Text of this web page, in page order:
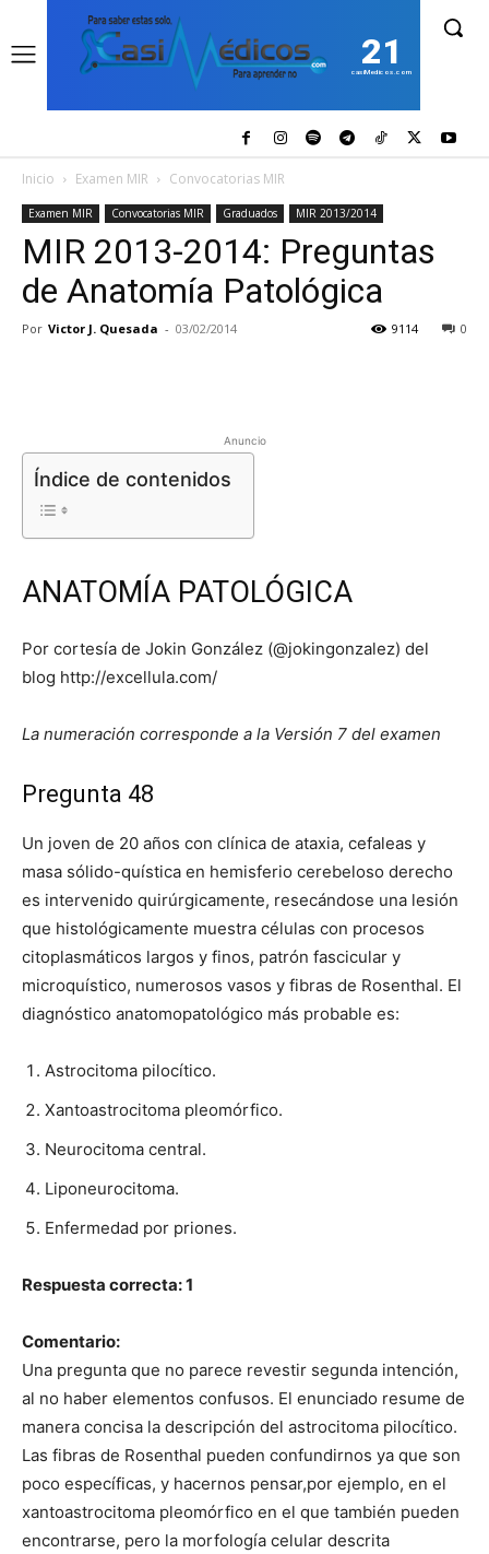
21
casiMedicos.com
Inicio Examen MIR Convocatorias MIR
Examen MIR Convocatorias MIR Graduados MIR 2013/2014
MIR 2013-2014: Preguntas
de Anatomía Patológica
Por Victor J. Quesada - 03/02/2014 0
9114
Anuncio
Índice de contenidos
ANATOMÍA PATOLÓGICA
Por cortesía de Jokin González (@jokingonzalez) del
blog http://excellula.com/
La numeración corresponde a la Versión 7 del examen
Pregunta 48
Un joven de 20 años con clínica de ataxia, cefaleas y
masa sólido-quística en hemisferio cerebeloso derecho
es intervenido quirúrgicamente, resecándose una lesión
que histológicamente muestra células con procesos
citoplasmáticos largos y finos, patrón fascicular y
microquístico, numerosos vasos y fibras de Rosenthal. El
diagnóstico anatomopatológico más probable es:
Astrocitoma pilocítico.
Xantoastrocitoma pleomórfico.
Neurocitoma central.
Liponeurocitoma.
Enfermedad por priones.
Respuesta correcta: 1
Comentario:
Una pregunta que no parece revestir segunda intención,
al no haber elementos confusos. El enunciado resume de
manera concisa la descripción del astrocitoma pilocítico.
Las fibras de Rosenthal pueden confundirnos ya que son
poco específicas, y hacernos pensar,por ejemplo, en el
xantoastrocitoma pleomórfico en el que también pueden
encontrarse, pero la morfología celular descrita